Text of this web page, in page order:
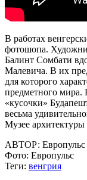
В работах
фотошопа.
Балинт Сомбати
Малевича. В их
для которого
предметного
«кусочки»
весьма
Музее
АВТОР: Европульс
Фото: Европульс
Теги: венгрия